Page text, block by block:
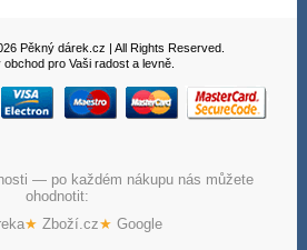
Pěkný dárek.cz | All Rights Reserved.
obchod pro Vaši radost a levně.
— po každém nákupu nás můžete
ohodnotit:
★ Zboží.cz★ Google